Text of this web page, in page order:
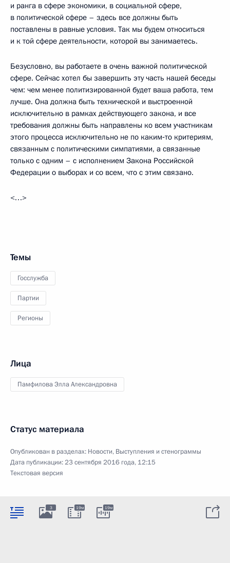
и ранга в сфере экономики, в социальной сфере,
в политической сфере – здесь все должны быть
поставлены в равные условия. Так мы будем относиться
и к той сфере деятельности, которой вы занимаетесь.
Безусловно, вы работаете в очень важной политической
сфере. Сейчас хотел бы завершить эту часть нашей беседы
чем: чем менее политизированной будет ваша работа, тем
лучше. Она должна быть технической и выстроенной
исключительно в рамках действующего закона, и все
требования должны быть направлены ко всем участникам
этого процесса исключительно не по каким‑то критериям,
связанным с политическими симпатиями, а связанные
только с одним – с исполнением Закона Российской
Федерации о выборах и со всем, что с этим связано.
<…>
Темы
Госслужба
Партии
Регионы
Лица
Памфилова Элла Александровна
Статус материала
Опубликован в разделах: Новости, Выступления и стенограммы
Дата публикации:23 сентября 2016 года, 12:15
Текстовая версия
3 19м 19м